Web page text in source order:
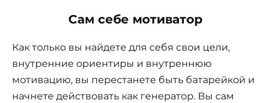
Сам себе мотиватор
Как только вы найдете для себя свои цели,
внутренние ориентиры и внутреннюю
мотивацию, вы перестанете быть батарейкой и
начнете действовать как генератор. Вы сам